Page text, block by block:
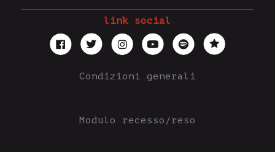
link social
Condizioni generali
Modulo recesso/reso